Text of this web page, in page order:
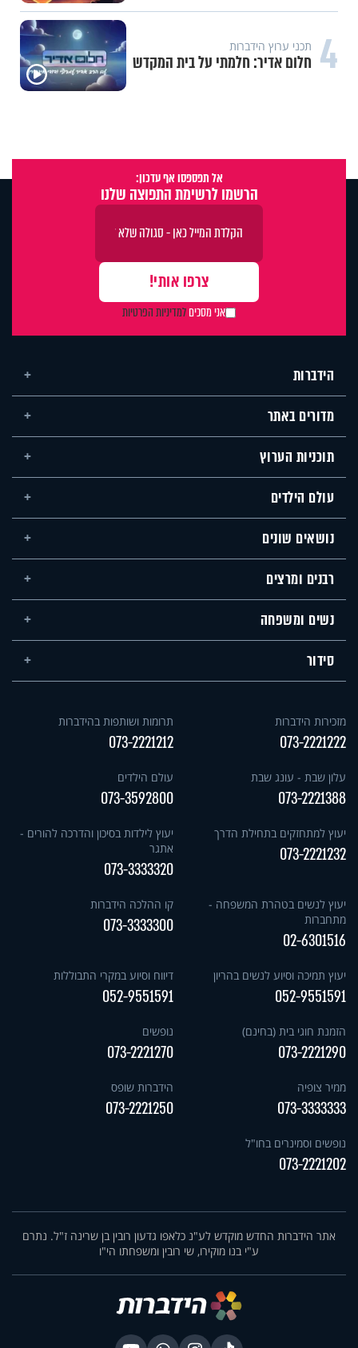
4 תכני ערוץ הידברות
חלום אדיר: חלמתי על בית המקדש
אל תפספסו אף עדכון:
הרשמו לרשימת התפוצה שלנו
אני מסכיםלמדיניות הפרטיות
הידברות
מדורים באתר
תוכניות הערוץ
עולם הילדים
נושאים שונים
רבנים ומרצים
נשים ומשפחה
סידור
מזכירות הידברות
073-2221222
תרומות ושותפות בהידברות
073-2221212
עלון שבת - עונג שבת
073-2221388
עולם הילדים
073-3592800
יעוץ למתחזקים בתחילת הדרך
073-2221232
יעוץ לילדות בסיכון והדרכה להורים -
אתגר
073-3333320
יעוץ לנשים בטהרת המשפחה -
מתחברות
02-6301516
קו ההלכה הידברות
073-3333300
יעוץ תמיכה וסיוע לנשים בהריון
052-9551591
דיווח וסיוע במקרי התבוללות
052-9551591
הזמנת חוגי בית (בחינם)
073-2221290
נופשים
073-2221270
ממיר צופיה
073-3333333
הידברות שופס
073-2221250
נופשים וסמינרים בחו"ל
073-2221202
אתר הידברות החדש מוקדש לע"נ כלאפו גדעון רובין בן שרינה ז"ל. נתרם
ע"י בנו מוקירו, שי רובין ומשפחתו הי"ו